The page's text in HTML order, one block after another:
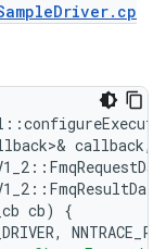
::
>& callback,
::
::
cb)
{
,